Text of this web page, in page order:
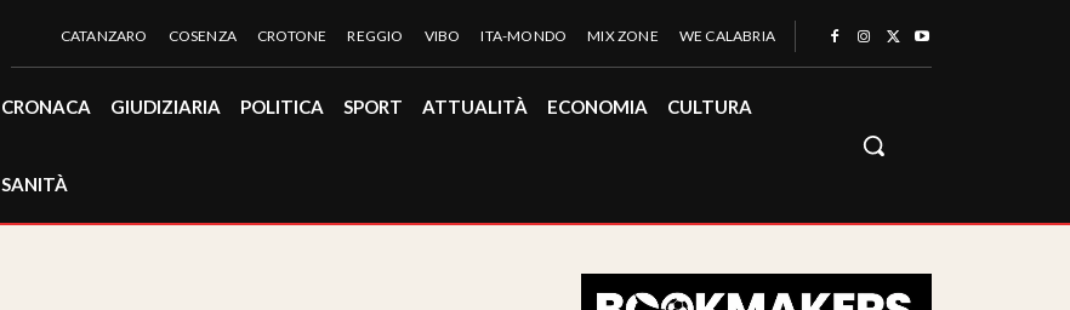
CATANZARO COSENZA CROTONE REGGIO VIBO ITA-MONDO MIX ZONE WE CALABRIA
CRONACA GIUDIZIARIA POLITICA SPORT ATTUALITÀ ECONOMIA CULTURA
SANITÀ